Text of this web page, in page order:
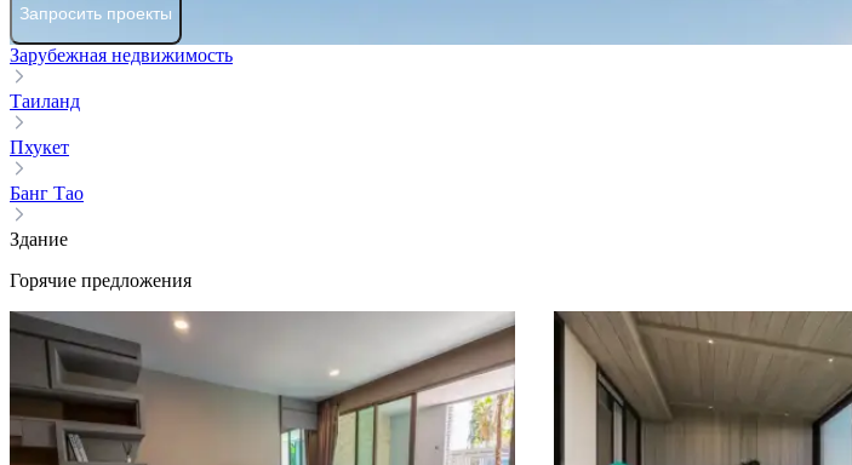
Запросить проекты
Зарубежная недвижимость
Таиланд
Пхукет
Банг Тао
Здание
Горячие предложения